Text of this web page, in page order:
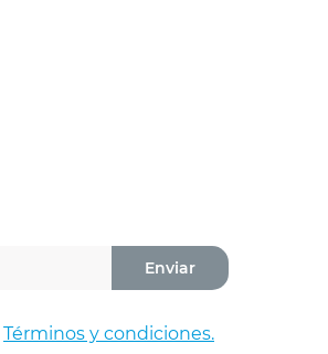
Enviar
Términos y condiciones.